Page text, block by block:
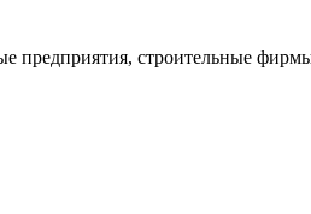
предприятия, строительные